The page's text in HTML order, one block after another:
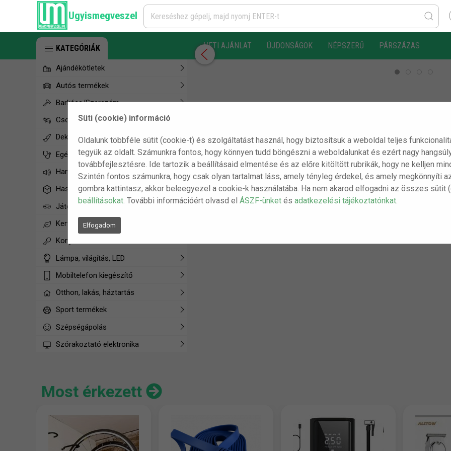
Süti (cookie) információ
Oldalunk többféle sütit (cookie-t) és szolgáltatást használ, hogy biztosítsuk a weboldal teljes
tegyük az oldalt. Számunkra fontos, hogy könnyen tudd böngészni a weboldalunkat és ezért nagy
továbbfejlesztésre. Ide tartozik a beállításaid elmentése és az előre kitöltött rubrikák, hogy ne kelljen
Szintén fontos számunkra, hogy csak olyan tartalmat láss, amely tényleg érdekel, és amely megkönnyíti
gombra kattintasz, akkor beleegyezel a cookie-k használatába. Ha nem akarod elfogadni az összes sütit
beállításokat . További információért olvasd elÁSZF-ünket ésadatkezelési tájékoztatónkat
Elfogadom
Ugyismegveszel
KATEGÓRIÁK HETI AJÁNLAT ÚJDONSÁGOK NÉPSZERŰ PÁRSZÁZAS
Ajándékötletek
Autós termékek
Barkács/Szerszám
Csomagolássérült termékek
Dekorációs termékek
Egészségügyi termékek
Hangtechnika
Hasznos hétköznapi termékek
Játék, Party kellékek
Kerti termékek
Konyhai termékek
Lámpa, világítás, LED
Mobiltelefon kiegészítő
Otthon, lakás, háztartás
Sport termékek
Szépségápolás
Szórakoztató elektronika
Most érkezett